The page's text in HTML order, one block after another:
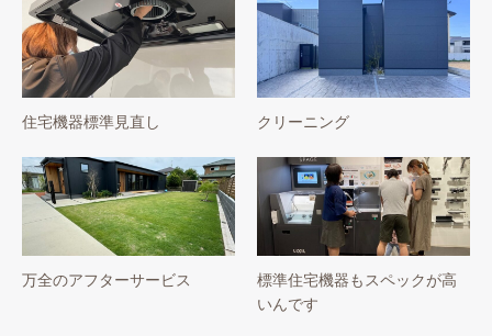
住宅機器標準見直し クリーニング
万全のアフターサービス
標準住宅機器もスペックが高
いんです